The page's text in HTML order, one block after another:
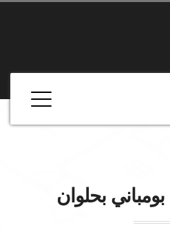
بومباني بحلوان